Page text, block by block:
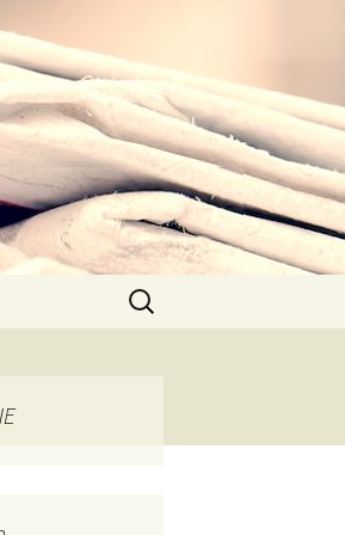
Suchen
nach: